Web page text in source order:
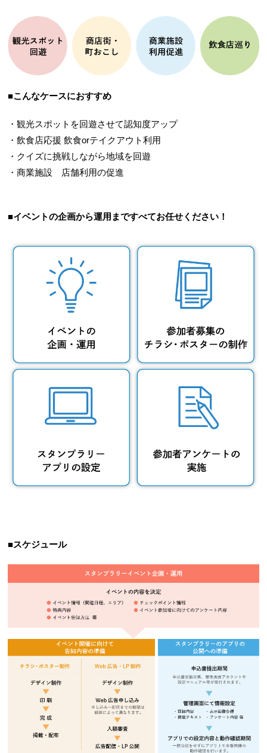
■こんなケースにおすすめ
・観光スポットを回遊させて認知度アップ
・飲食店応援 飲食orテイクアウト利用
・クイズに挑戦しながら地域を回遊
・商業施設 店舗利用の促進
■イベントの企画から運用まですべてお任せください！
■スケジュール